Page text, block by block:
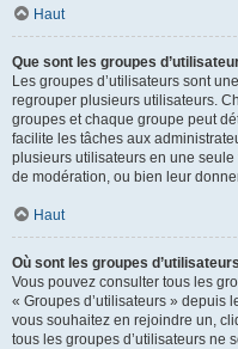
Haut
Que sont les groupes
Les groupes d’utilisateurs sont
regrouper plusieurs utilisateurs.
groupes et chaque groupe peut
facilite les tâches aux
plusieurs utilisateurs en une
de modération, ou bien leur
Haut
Où sont les groupes
Vous pouvez consulter tous les
« Groupes d’utilisateurs » depuis
vous souhaitez en rejoindre un,
tous les groupes d’utilisateurs ne